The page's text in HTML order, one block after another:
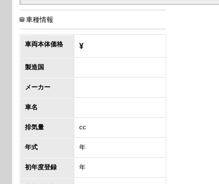
車種情報
車両本体価格 ¥
製造国
メーカー
車名
排気量 cc
年式 年
初年度登録 年